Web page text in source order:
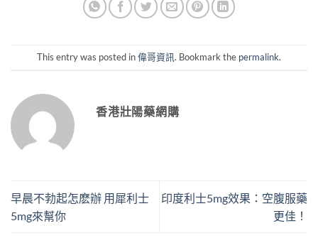
This entry was posted in偉哥資訊. Bookmark the permalink.
香港壯陽藥網購
早晨不勃起怎麽辦 用犀利士
5mg來幫你
印度利士5mg效果：空腹服藥
更佳！